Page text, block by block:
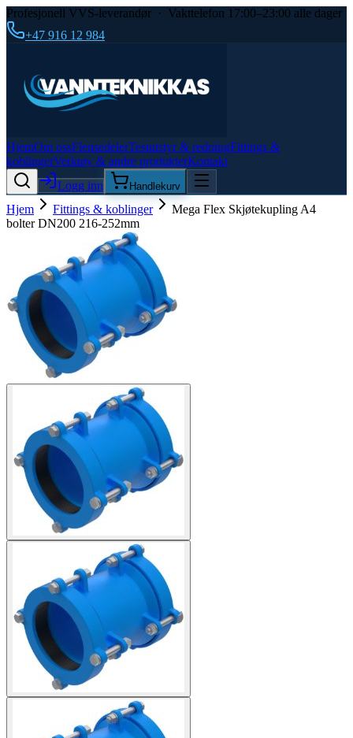
Profesjonell VVS-leverandør · Vakttelefon 17:00–23:00 alle dager
+47 916 12 984
HjemOm ossFlensedelerTestutstyr & redningFittings &
koblingerVerktøy & andre produkterKontakt
Logg inn
Handlekurv
Hjem Fittings & koblinger
Mega Flex Skjøtekupling A4
bolter DN200 216-252mm